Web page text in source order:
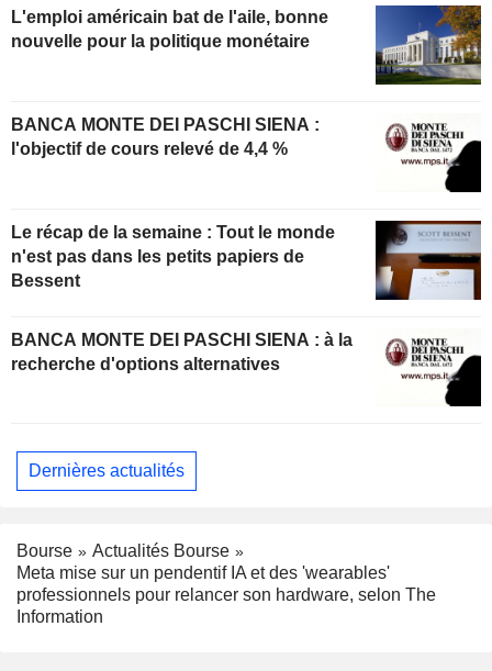
L'emploi américain bat de l'aile, bonne
nouvelle pour la politique monétaire
BANCA MONTE DEI PASCHI SIENA :
l'objectif de cours relevé de 4,4 %
Le récap de la semaine : Tout le monde
n'est pas dans les petits papiers de
Bessent
BANCA MONTE DEI PASCHI SIENA : à la
recherche d'options alternatives
Dernières actualités
Bourse
Actualités Bourse
Meta mise sur un pendentif IA et des 'wearables'
professionnels pour relancer son hardware, selon The
Information